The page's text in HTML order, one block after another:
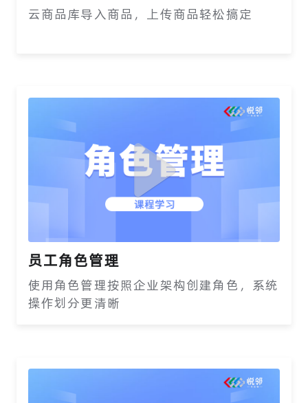
云商品库导入商品，上传商品轻松搞定
员工角色管理
使用角色管理按照企业架构创建角色，系统
操作划分更清晰